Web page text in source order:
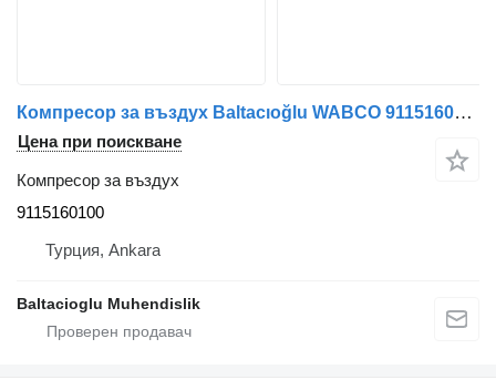
Компресор за въздух Baltacıoğlu WABCO 9115160100 за автобус
Цена при поискване
Компресор за въздух
9115160100
Турция, Ankara
Baltacioglu Muhendislik